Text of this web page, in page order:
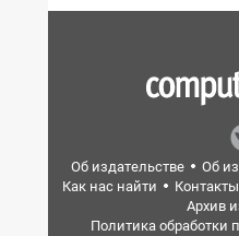
Об издательстве Об
Как нас найти
Контакты
Архив
Политика обработки